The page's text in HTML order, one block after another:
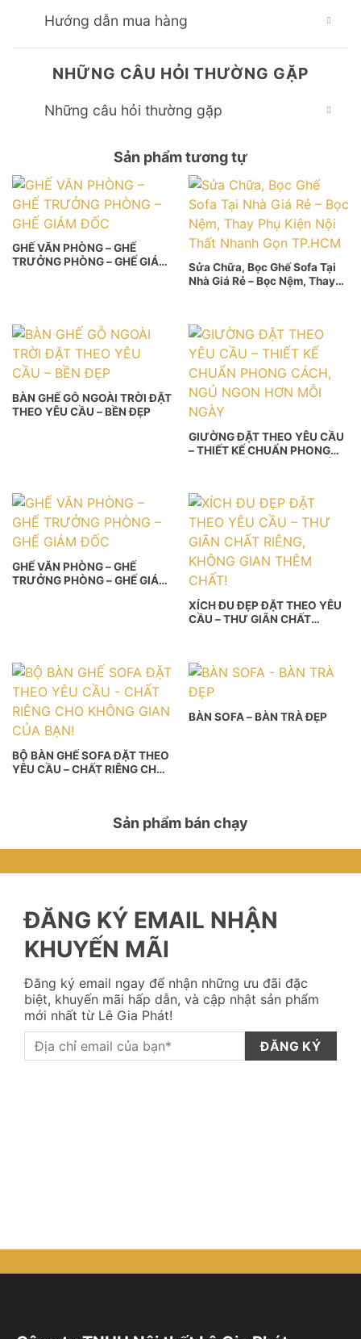
Hướng dẫn mua hàng
NHỮNG CÂU HỎI THƯỜNG GẶP
Những câu hỏi thường gặp
Sản phẩm tương tự
GHẾ VĂN PHÒNG – GHẾ
TRƯỞNG PHÒNG – GHẾ GIÁM
Sửa Chữa, Bọc Ghế Sofa Tại
Nhà Giá Rẻ – Bọc Nệm, Thay
BÀN GHẾ GỖ NGOÀI TRỜI ĐẶT
THEO YÊU CẦU – BỀN ĐẸP
GIƯỜNG ĐẶT THEO YÊU CẦU
– THIẾT KẾ CHUẨN PHONG
GHẾ VĂN PHÒNG – GHẾ
TRƯỞNG PHÒNG – GHẾ GIÁM
XÍCH ĐU ĐẸP ĐẶT THEO YÊU
CẦU – THƯ GIÃN CHẤT
BỘ BÀN GHẾ SOFA ĐẶT THEO
YÊU CẦU – CHẤT RIÊNG CHO
BÀN SOFA – BÀN TRÀ ĐẸP
Sản phẩm bán chạy
ĐĂNG KÝ EMAIL NHẬN
KHUYẾN MÃI
Đăng ký email ngay để nhận những ưu đãi đặc
biệt, khuyến mãi hấp dẫn, và cập nhật sản phẩm
mới nhất từ Lê Gia Phát!